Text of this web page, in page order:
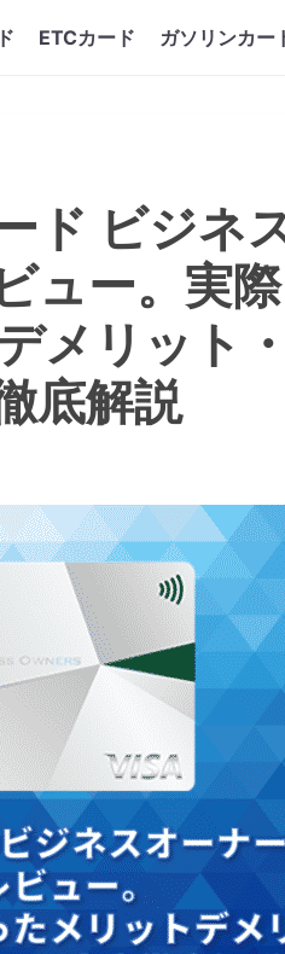
ETCカード ガソリンカー
ド ビジネ
ュー。実
メリット
底解説